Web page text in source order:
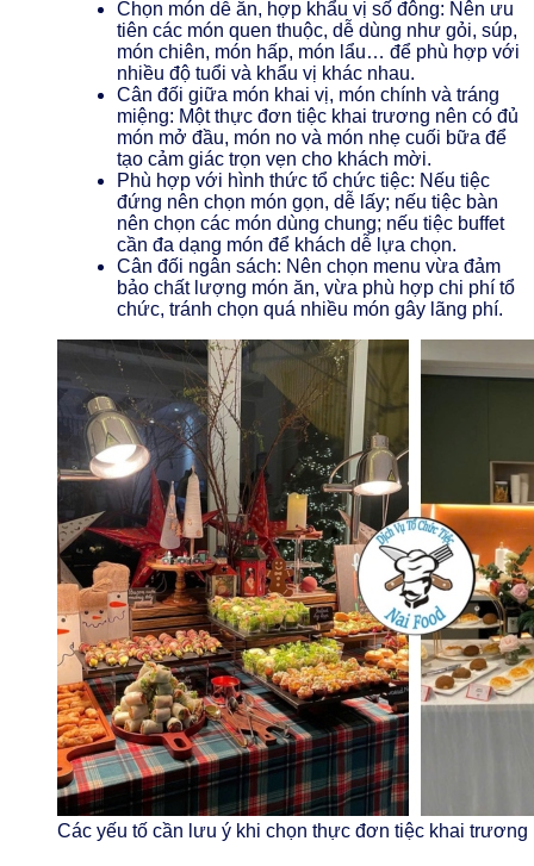
Chọn món dễ ăn, hợp khẩu vị số đông: Nên ưu
tiên các món quen thuộc, dễ dùng như gỏi, súp,
món chiên, món hấp, món lẩu… để phù hợp với
nhiều độ tuổi và khẩu vị khác nhau.
Cân đối giữa món khai vị, món chính và tráng
miệng: Một thực đơn tiệc khai trương nên có đủ
món mở đầu, món no và món nhẹ cuối bữa để
tạo cảm giác trọn vẹn cho khách mời.
Phù hợp với hình thức tổ chức tiệc: Nếu tiệc
đứng nên chọn món gọn, dễ lấy; nếu tiệc bàn
nên chọn các món dùng chung; nếu tiệc buffet
cần đa dạng món để khách dễ lựa chọn.
Cân đối ngân sách: Nên chọn menu vừa đảm
bảo chất lượng món ăn, vừa phù hợp chi phí tổ
chức, tránh chọn quá nhiều món gây lãng phí.
Các yếu tố cần lưu ý khi chọn thực đơn tiệc khai trương